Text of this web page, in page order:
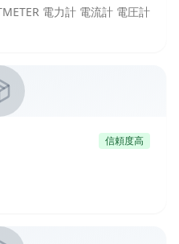
電力計 電流計 電圧計
信頼度高